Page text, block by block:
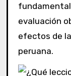
evaluación
efectos de
peruana.